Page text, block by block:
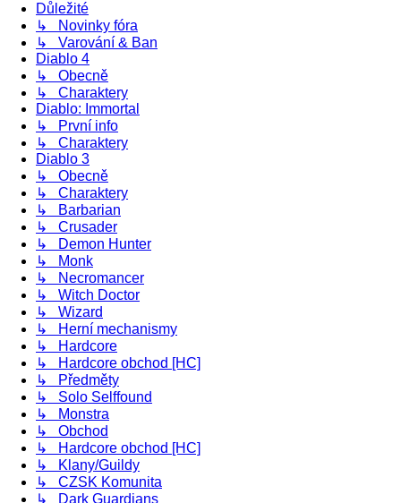
Důležité
↳ Novinky fóra
↳ Varování & Ban
Diablo 4
↳ Obecně
↳ Charaktery
Diablo: Immortal
↳ První info
↳ Charaktery
Diablo 3
↳ Obecně
↳ Charaktery
↳ Barbarian
↳ Crusader
↳ Demon Hunter
↳ Monk
↳ Necromancer
↳ Witch Doctor
↳ Wizard
↳ Herní mechanismy
↳ Hardcore
↳ Hardcore obchod [HC]
↳ Předměty
↳ Solo Selffound
↳ Monstra
↳ Obchod
↳ Hardcore obchod [HC]
↳ Klany/Guildy
↳ CZSK Komunita
↳ Dark Guardians